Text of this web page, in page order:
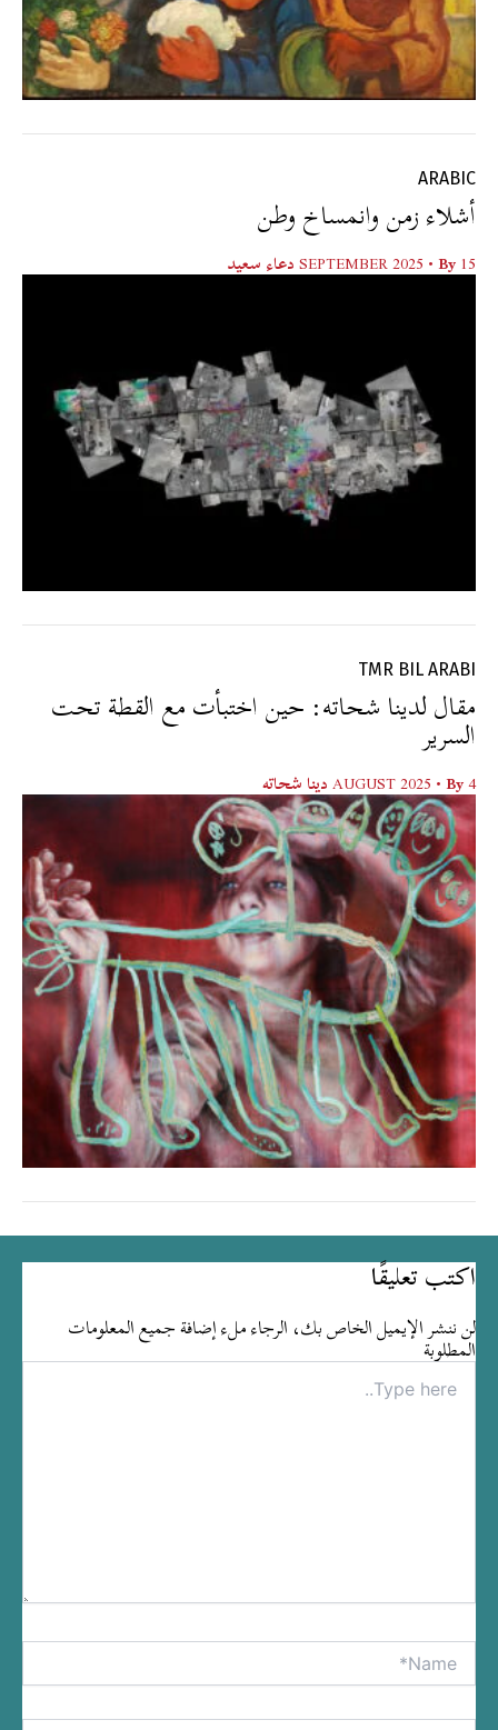
ARABIC
أشلاء زمن وانمساخ وطن
15 SEPTEMBER 2025
• By دعاء سعيد
TMR BIL ARABI
مقال لدينا شحاته: حين اختبأت مع القطة تحت
السرير
4 AUGUST 2025
• By دينا شحاته
اكتب تعليقًا
لن ننشر الإيميل الخاص بك، الرجاء ملء إضافة جميع المعلومات
المطلوبة
Type
here..
Name*